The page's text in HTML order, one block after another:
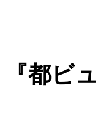
『都ビ